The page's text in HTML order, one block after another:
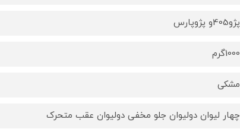
پژو405و پژوپارس
1000گرم
مشکی
چهار لیوان دولیوان جلو مخفی دولیوان عقب متحرک